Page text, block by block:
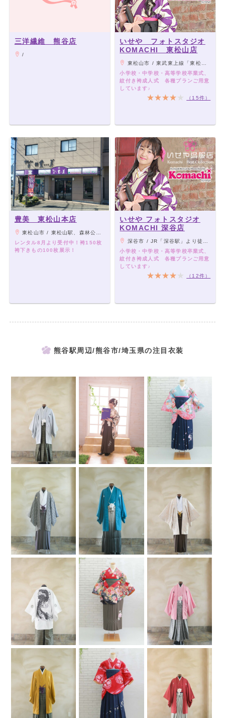
三洋繊維 熊谷店
/
いせや フォトスタジオ
KOMACHI 東松山店
東松山市 / 東武東上線「東松山駅」より車6分
小学校・中学校・高等学校卒業式、
紋付き袴成人式 各種プランご用意
しています♪
（15件）
豊美 東松山本店
東松山市 / 東松山駅、森林公園駅徒歩15分
レンタル8月より受付中！袴150枚
袴下きもの100枚展示！
いせや フォトスタジオ
KOMACHI 深谷店
深谷市 / JR「深谷駅」より徒歩6分
小学校・中学校・高等学校卒業式、
紋付き袴成人式 各種プランご用意
しています♪
（12件）
熊谷駅周辺/熊谷市/埼玉県の注目衣装